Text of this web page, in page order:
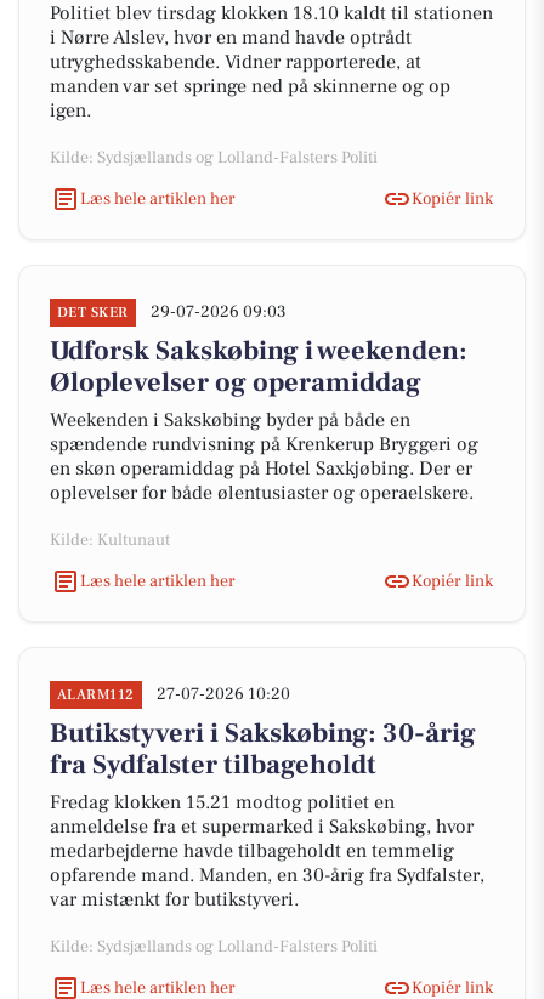
Politiet blev tirsdag klokken 18.10 kaldt til stationen
i Nørre Alslev, hvor en mand havde optrådt
utryghedsskabende. Vidner rapporterede, at
manden var set springe ned på skinnerne og op
igen.
Kilde: Sydsjællands og Lolland-Falsters Politi
Læs hele artiklen her
Kopiér link
DET SKER 29-07-2026 09:03
Udforsk Sakskøbing i weekenden:
Øloplevelser og operamiddag
Weekenden i Sakskøbing byder på både en
spændende rundvisning på Krenkerup Bryggeri og
en skøn operamiddag på Hotel Saxkjøbing. Der er
oplevelser for både ølentusiaster og operaelskere.
Kilde: Kultunaut
Læs hele artiklen her
Kopiér link
ALARM112 27-07-2026 10:20
Butikstyveri i Sakskøbing: 30-årig
fra Sydfalster tilbageholdt
Fredag klokken 15.21 modtog politiet en
anmeldelse fra et supermarked i Sakskøbing, hvor
medarbejderne havde tilbageholdt en temmelig
opfarende mand. Manden, en 30-årig fra Sydfalster,
var mistænkt for butikstyveri.
Kilde: Sydsjællands og Lolland-Falsters Politi
Læs hele artiklen her
Kopiér link